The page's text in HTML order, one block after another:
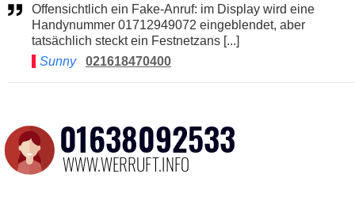
Offensichtlich ein Fake-Anruf: im Display wird eine
Handynummer 01712949072 eingeblendet, aber
tatsächlich steckt ein Festnetzans [...]
Sunny
021618470400